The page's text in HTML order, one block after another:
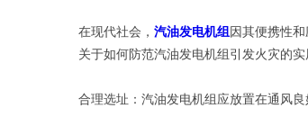
在现代社会， 汽油发电机组因其便携性
关于如何防范汽油发电机组引发火灾的实
合理选址：汽油发电机组应放置在通风